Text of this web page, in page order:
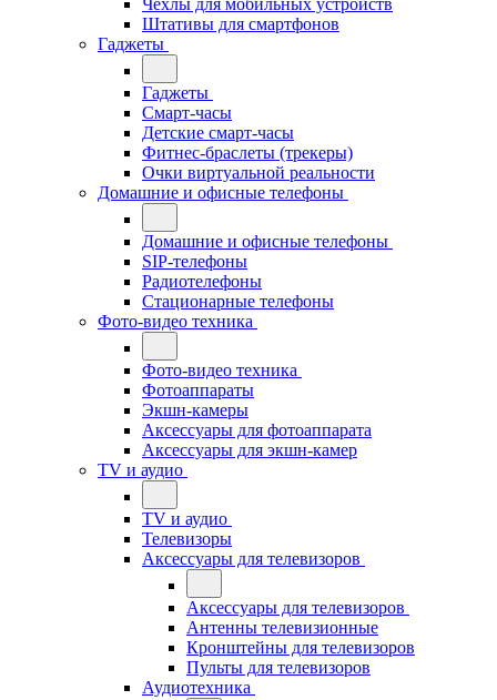
Чехлы для мобильных устройств
Штативы для смартфонов
Гаджеты
Гаджеты
Смарт-часы
Детские смарт-часы
Фитнес-браслеты (трекеры)
Очки виртуальной реальности
Домашние и офисные телефоны
Домашние и офисные телефоны
SIP-телефоны
Радиотелефоны
Стационарные телефоны
Фото-видео техника
Фото-видео техника
Фотоаппараты
Экшн-камеры
Аксессуары для фотоаппарата
Аксессуары для экшн-камер
TV и аудио
TV и аудио
Телевизоры
Аксессуары для телевизоров
Аксессуары для телевизоров
Антенны телевизионные
Кронштейны для телевизоров
Пульты для телевизоров
Аудиотехника